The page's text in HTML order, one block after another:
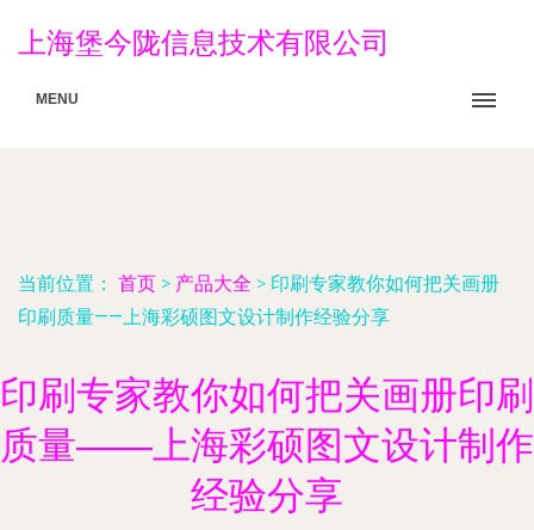
上海堡今陇信息技术有限公司
MENU
当前位置： 首页 > 产品大全 > 印刷专家教你如何把关画册
印刷质量——上海彩硕图文设计制作经验分享
印刷专家教你如何把关画册印刷
质量——上海彩硕图文设计制作
经验分享